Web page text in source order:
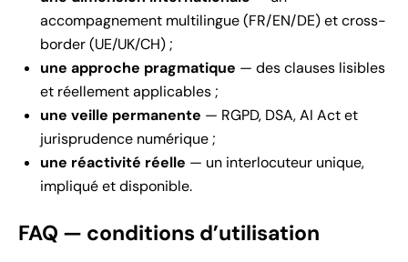
accompagnement multilingue (FR/EN/DE) et cross-
border (UE/UK/CH) ;
une approche pragmatique — des clauses lisibles
et réellement applicables ;
une veille permanente — RGPD, DSA, AI Act et
jurisprudence numérique ;
une réactivité réelle — un interlocuteur unique,
impliqué et disponible.
FAQ — conditions d’utilisation